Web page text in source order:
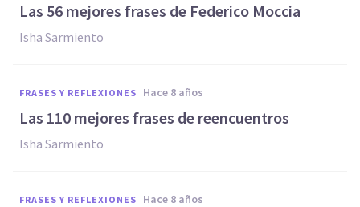
Las 56 mejores frases de Federico Moccia
Isha Sarmiento
FRASES Y REFLEXIONES hace 8 años
Las 110 mejores frases de reencuentros
Isha Sarmiento
FRASES Y REFLEXIONES hace 8 años